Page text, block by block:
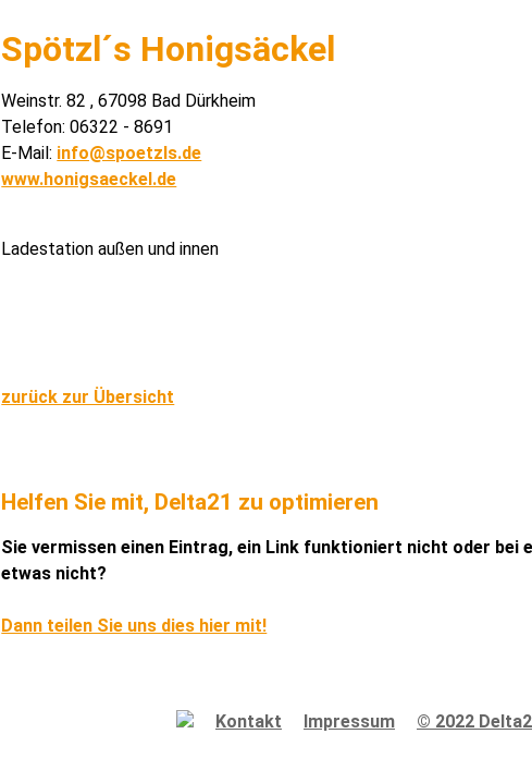
Spötzl´s Honigsäckel
Weinstr. 82 , 67098 Bad Dürkheim
Telefon: 06322 - 8691
E-Mail: info@spoetzls.de
www.honigsaeckel.de
Ladestation außen und innen
zurück zur Übersicht
Helfen Sie mit, Delta21 zu optimieren
Sie vermissen einen Eintrag, ein Link funktioniert nicht oder bei
etwas nicht?
Dann teilen Sie uns dies hier mit!
Kontakt Impressum © 2022